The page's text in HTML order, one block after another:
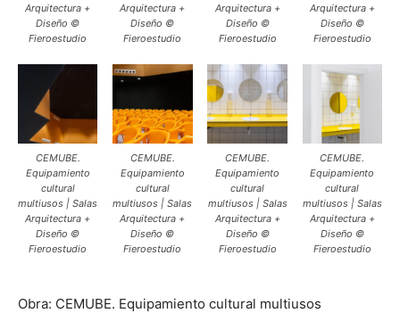
Arquitectura +
Diseño ©
Fieroestudio
Arquitectura +
Diseño ©
Fieroestudio
Arquitectura +
Diseño ©
Fieroestudio
Arquitectura +
Diseño ©
Fieroestudio
CEMUBE.
Equipamiento
cultural
multiusos | Salas
Arquitectura +
Diseño ©
Fieroestudio
CEMUBE.
Equipamiento
cultural
multiusos | Salas
Arquitectura +
Diseño ©
Fieroestudio
CEMUBE.
Equipamiento
cultural
multiusos | Salas
Arquitectura +
Diseño ©
Fieroestudio
CEMUBE.
Equipamiento
cultural
multiusos | Salas
Arquitectura +
Diseño ©
Fieroestudio
Obra: CEMUBE. Equipamiento cultural multiusos